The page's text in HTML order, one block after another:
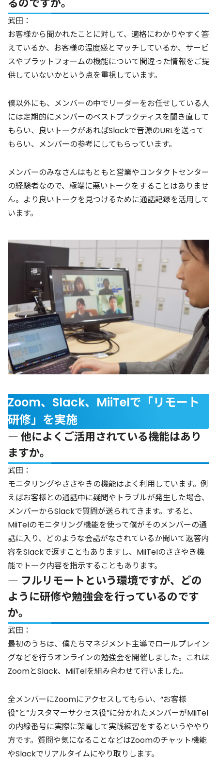
武田：
お客様から聞かれたことに対して、適格にわかりやすく答
えているか、お客様の温度感とマッチしているか、サービ
スやプラットフォームの機能について間違った情報をご提
供していないかという点を重視しています。
僕以外にも、メンバーの中でリーダーをお任せしている人
には定期的にメンバーのベストプラクティスを聞き直して
もらい、良いトークがあればSlackで音源のURLを送って
もらい、メンバーの参考にしてもらっています。
メンバーのみなさんはもともと営業やコンタクトセンター
の経験者なので、極端に悪いトークをすることはありませ
ん。より良いトークを見つけるために通話記録を活用して
います。
Zoom、Slack、MiiTelで「リモート
研修」を実施
― 他によくご活用されている機能はあり
ますか。
武田：
モニタリングやささやきの機能はよく利用しています。例
えばお客様との通話中に疑問やトラブルが発生した場合、
メンバーからSlackで質問が送られてきます。すると、
MiiTelのモニタリング機能を使って僕がそのメンバーの通
話に入り、どのような会話がなされているか聞いて返答内
容をSlackで返すこともありますし、MiiTelのささやき機
能でトーク内容を指示することもあります。
― フルリモートという環境ですが、どの
ように研修や勉強会を行っているのです
か。
武田：
最初のうちは、僕たちマネジメント主導でロールプレイン
グなどを行うオンラインの勉強会を開催しました。これは
ZoomとSlack、MiiTelを組み合わせて行いました。
全メンバーにZoomにアクセスしてもらい、“お客様
役”と“カスタマーサクセス役”に分かれたメンバーがMiiTel
の内線番号に実際に架電して実践練習をするというややり
方です。質問や気になることなどはZoomのチャット機能
やSlackでリアルタイムにやり取りします。